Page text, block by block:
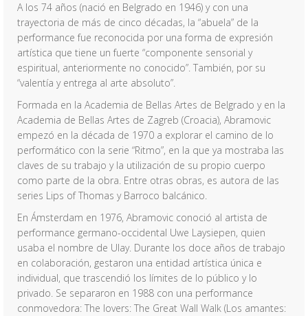
A los 74 años (nació en Belgrado en 1946) y con una
trayectoria de más de cinco décadas, la “abuela” de la
performance fue reconocida por una forma de expresión
artística que tiene un fuerte “componente sensorial y
espiritual, anteriormente no conocido”. También, por su
“valentía y entrega al arte absoluto”.
Formada en la Academia de Bellas Artes de Belgrado y en la
Academia de Bellas Artes de Zagreb (Croacia), Abramovic
empezó en la década de 1970 a explorar el camino de lo
performático con la serie “Ritmo”, en la que ya mostraba las
claves de su trabajo y la utilización de su propio cuerpo
como parte de la obra. Entre otras obras, es autora de las
series Lips of Thomas y Barroco balcánico.
En Ámsterdam en 1976, Abramovic conoció al artista de
performance germano-occidental Uwe Laysiepen, quien
usaba el nombre de Ulay. Durante los doce años de trabajo
en colaboración, gestaron una entidad artística única e
individual, que trascendió los límites de lo público y lo
privado. Se separaron en 1988 con una performance
conmovedora: The lovers: The Great Wall Walk (Los amantes: